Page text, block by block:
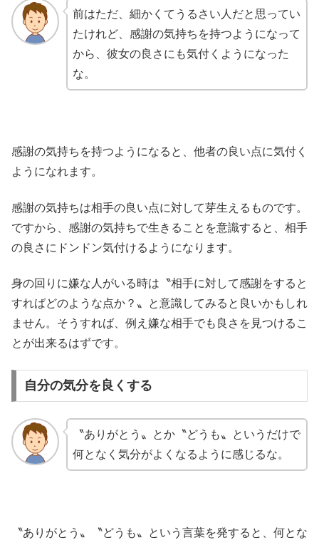
前はただ、細かくてうるさい人だと思ってい
たけれど、感謝の気持ちを持つようになって
から、彼女の良さにも気付くようになった
な。
感謝の気持ちを持つようになると、他者の良い点に気付く
ようになれます。
感謝の気持ちは相手の良い点に対して芽生えるものです。
ですから、感謝の気持ちで生きることを意識すると、相手
の良さにドンドン気付けるようになります。
身の回りに嫌な人がいる時は〝相手に対して感謝をすると
すればどのような点か？〟と意識してみると良いかもしれ
ません。そうすれば、例え嫌な相手でも良さを見つけるこ
とが出来るはずです。
自分の気分を良くする
〝ありがとう〟とか〝どうも〟というだけで
何となく気分がよくなるように感じるな。
〝ありがとう〟〝どうも〟という言葉を発すると、何とな